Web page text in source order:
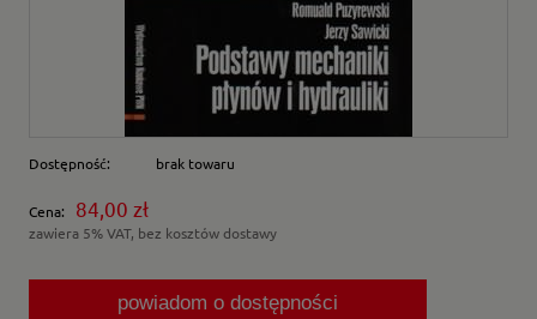
Dostępność: brak towaru
Cena: 84,00 zł
zawiera 5% VAT, bez kosztów dostawy
powiadom o dostępności